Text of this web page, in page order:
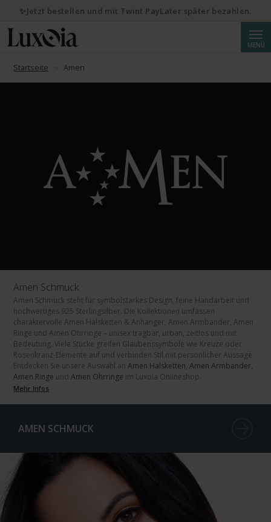
MENÜ
Startseite Amen
Amen Schmuck
Amen Schmuck steht für symbolstarkes Design, feine Handarbeit und
hochwertiges 925 Sterlingsilber. Die Kollektionen umfassen
charaktervolleAmen Halsketten & Anhänger,Amen Armbänder,Amen
Ringe undAmen Ohrringe – unisex tragbar, urban, zeitlos und mit
Bedeutung. Viele Stücke greifen Glaubenssymbole wie Kreuze oder
Rosenkranz-Elemente auf und verbinden Stil mit persönlicher Aussage.
Entdecken Sie unsere Auswahl anAmen Halsketten,Amen Armbänder,
Amen Ringe undAmen Ohrringe im Luxoia Onlineshop.
Mehr Infos
AMEN SCHMUCK
✨Jetzt bestellen und mit Twint PayLater später bezahlen.